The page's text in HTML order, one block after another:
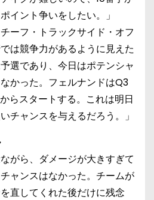
イント争いをしたい。」
ーフ・トラックサイド・オフ
は競争力があるように見えた
選であり、今日はポテンシャ
かった。フェルナンドはQ3
らスタートする。これは明日
チャンスを与えるだろう。」
がら、ダメージが大きすぎて
ャンスはなかった。チームが
直してくれた後だけに残念